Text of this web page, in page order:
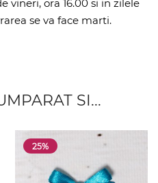
vineri, ora 16.00 si in zilele
se va face marti.
SI...
25%